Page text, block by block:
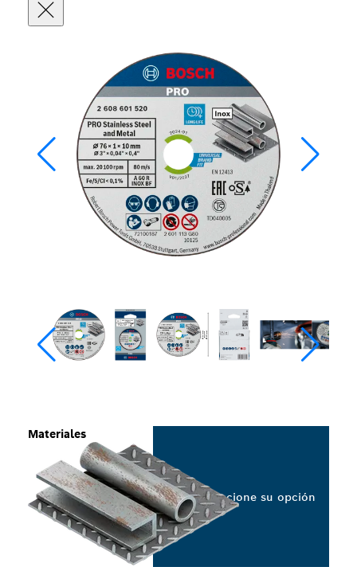
Materiales
Seleccione su opción